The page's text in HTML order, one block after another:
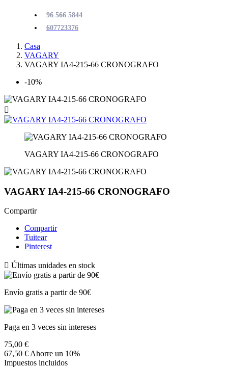
96 566 5844
607723376
Casa
VAGARY
VAGARY IA4-215-66 CRONOGRAFO
-10%

VAGARY IA4-215-66 CRONOGRAFO
VAGARY IA4-215-66 CRONOGRAFO
Compartir
Compartir
Tuitear
Pinterest
 Últimas unidades en stock
Envío gratis a partir de 90€
Paga en 3 veces sin intereses
75,00 €
67,50 €Ahorre un 10%
Impuestos incluidos